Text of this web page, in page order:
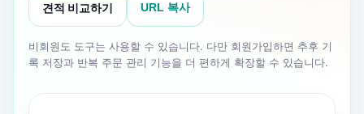
견적 비교하기 URL 복사
비회원도 도구는 사용할 수 있습니다. 다만 회원가입하면 추후 기
록 저장과 반복 주문 관리 기능을 더 편하게 확장할 수 있습니다.